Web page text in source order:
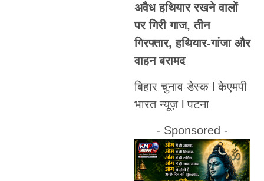
अवैध हथियार रखने वालों
पर गिरी गाज, तीन
गिरफ्तार, हथियार-गांजा और
वाहन बरामद
बिहार चुनाव डेस्क l केएमपी
भारत न्यूज़ l पटना
- Sponsored -